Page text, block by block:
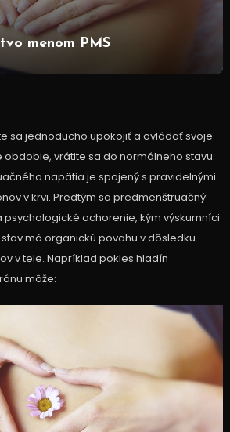
menom PMS
sa jednoducho upokojiť a ovládať svoje
obdobie, vrátite sa do normálneho stavu.
napätia je spojený s pravidelnými
v krvi. Predtým sa predmenštruačný
ochorenie, kým výskumníci
má organickú povahu v dôsledku
v tele. Napríklad pokles hladín
môže: